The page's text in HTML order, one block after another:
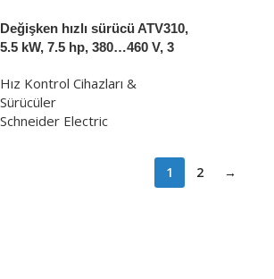
Değişken hızlı sürücü ATV310,
5.5 kW, 7.5 hp, 380…460 V, 3
Hız Kontrol Cihazları &
Sürücüler
Schneider Electric
1 2 →